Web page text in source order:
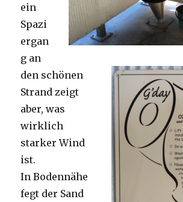
ein
Spazi
ergan
g an
den schönen
Strand zeigt
aber, was
wirklich
starker Wind
ist.
In Bodennähe
fegt der Sand